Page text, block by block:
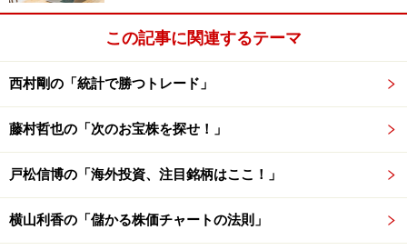
PF（プロフィット・ファクター）：0.995
平均保持日数：26.90日
検証結果を見てみると、勝率は48.86％、平均損益（率）
は－0.02％です。勝率が50％を切っており、平均損益
9月は勝率が50％を割り、平均損益もマイナスになって
この記事に関連するテーマ
西村剛の「統計で勝つトレード」
藤村哲也の「次のお宝株を探せ！」
戸松信博の「海外投資、注目銘柄はここ！」
横山利香の「儲かる株価チャートの法則」